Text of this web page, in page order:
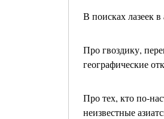
В поисках лазеек в
Про гвоздику,
географические
Про тех, кто по-
неизвестные